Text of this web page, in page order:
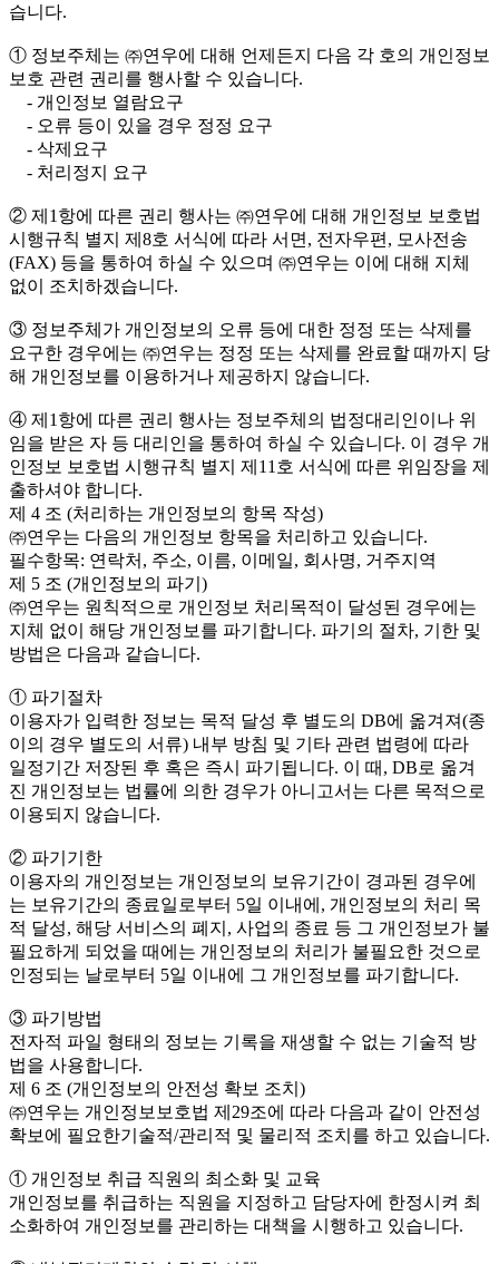
습니다.
① 정보주체는 ㈜연우에 대해 언제든지 다음 각 호의 개인정보
보호 관련 권리를 행사할 수 있습니다.
- 개인정보 열람요구
- 오류 등이 있을 경우 정정 요구
- 삭제요구
- 처리정지 요구
② 제1항에 따른 권리 행사는 ㈜연우에 대해 개인정보 보호법
시행규칙 별지 제8호 서식에 따라 서면, 전자우편, 모사전송
(FAX) 등을 통하여 하실 수 있으며 ㈜연우는 이에 대해 지체
없이 조치하겠습니다.
③ 정보주체가 개인정보의 오류 등에 대한 정정 또는 삭제를
요구한 경우에는 ㈜연우는 정정 또는 삭제를 완료할 때까지 당
해 개인정보를 이용하거나 제공하지 않습니다.
④ 제1항에 따른 권리 행사는 정보주체의 법정대리인이나 위
임을 받은 자 등 대리인을 통하여 하실 수 있습니다. 이 경우 개
인정보 보호법 시행규칙 별지 제11호 서식에 따른 위임장을 제
출하셔야 합니다.
제 4 조 (처리하는 개인정보의 항목 작성)
㈜연우는 다음의 개인정보 항목을 처리하고 있습니다.
필수항목: 연락처, 주소, 이름, 이메일, 회사명, 거주지역
제 5 조 (개인정보의 파기)
㈜연우는 원칙적으로 개인정보 처리목적이 달성된 경우에는
지체 없이 해당 개인정보를 파기합니다. 파기의 절차, 기한 및
방법은 다음과 같습니다.
① 파기절차
이용자가 입력한 정보는 목적 달성 후 별도의 DB에 옮겨져(종
이의 경우 별도의 서류) 내부 방침 및 기타 관련 법령에 따라
일정기간 저장된 후 혹은 즉시 파기됩니다. 이 때, DB로 옮겨
진 개인정보는 법률에 의한 경우가 아니고서는 다른 목적으로
이용되지 않습니다.
② 파기기한
이용자의 개인정보는 개인정보의 보유기간이 경과된 경우에
는 보유기간의 종료일로부터 5일 이내에, 개인정보의 처리 목
적 달성, 해당 서비스의 폐지, 사업의 종료 등 그 개인정보가 불
필요하게 되었을 때에는 개인정보의 처리가 불필요한 것으로
인정되는 날로부터 5일 이내에 그 개인정보를 파기합니다.
③ 파기방법
전자적 파일 형태의 정보는 기록을 재생할 수 없는 기술적 방
법을 사용합니다.
제 6 조 (개인정보의 안전성 확보 조치)
㈜연우는 개인정보보호법 제29조에 따라 다음과 같이 안전성
확보에 필요한기술적/관리적 및 물리적 조치를 하고 있습니다.
① 개인정보 취급 직원의 최소화 및 교육
개인정보를 취급하는 직원을 지정하고 담당자에 한정시켜 최
소화하여 개인정보를 관리하는 대책을 시행하고 있습니다.